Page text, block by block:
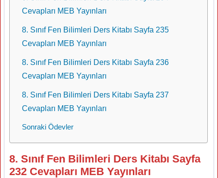
Cevapları MEB Yayınları
8. Sınıf Fen Bilimleri Ders Kitabı Sayfa 235
Cevapları MEB Yayınları
8. Sınıf Fen Bilimleri Ders Kitabı Sayfa 236
Cevapları MEB Yayınları
8. Sınıf Fen Bilimleri Ders Kitabı Sayfa 237
Cevapları MEB Yayınları
Sonraki Ödevler
8. Sınıf Fen Bilimleri Ders Kitabı Sayfa
232 Cevapları MEB Yayınları